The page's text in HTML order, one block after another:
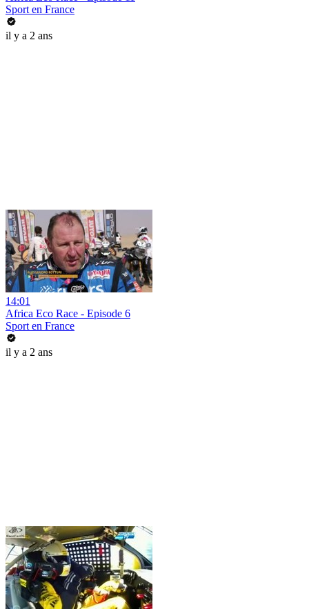
Sport en France
il y a 2 ans
14:01
Africa Eco Race - Episode 6
Sport en France
il y a 2 ans